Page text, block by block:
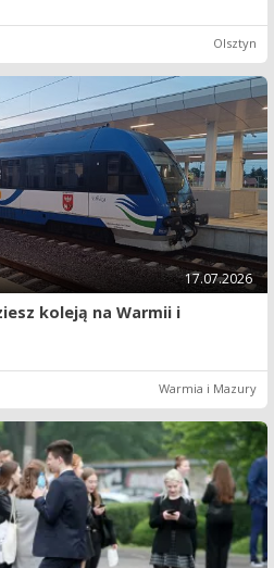
Olsztyn
17.07.2026
koleją na Warmii i
Warmia i Mazury